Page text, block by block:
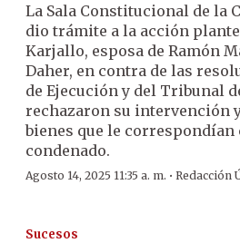
La Sala Constitucional de la
dio trámite a la acción
Karjallo, esposa de Ramón
Daher, en contra de las
de Ejecución y del Tribunal
rechazaron su intervención
bienes que le correspondían
condenado.
Agosto 14, 2025 11:35 a. m. · Redacción
Sucesos